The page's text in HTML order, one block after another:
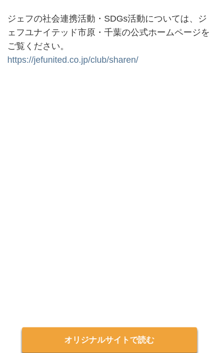
ジェフの社会連携活動・SDGs活動については、ジ
ェフユナイテッド市原・千葉の公式ホームページを
ご覧ください。
https://jefunited.co.jp/club/sharen/
オリジナルサイトで読む